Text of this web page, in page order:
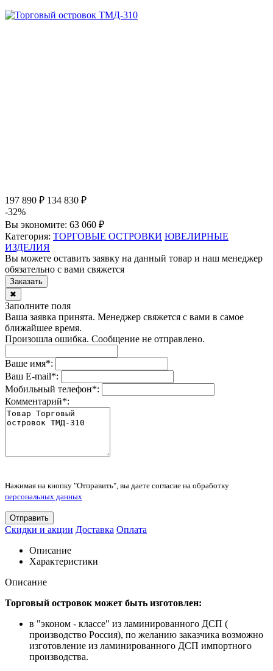
197 890 ₽ 134 830 ₽
-32%
Вы экономите: 63 060 ₽
Категория: ТОРГОВЫЕ ОСТРОВКИ ЮВЕЛИРНЫЕ
ИЗДЕЛИЯ
Вы можете оставить заявку на данный товар и наш менеджер
обязательно с вами свяжется
Заказать
✖
Заполните поля
Ваша заявка принята. Менеджер свяжется с вами в самое
ближайшее время.
Произошла ошибка. Сообщение не отправлено.
Ваше имя*:
Ваш E-mail*:
Мобильный телефон*:
Комментарий*:
Нажимая на кнопку "Отправить", вы даете согласие на обработку
персональных данных
Отправить
Скидки и акции Доставка Оплата
Описание
Характеристики
Описание
Торговый островок может быть изготовлен:
в "эконом - классе" из ламинированного ДСП (
производство Россия), по желанию заказчика возможно
изготовление из ламинированного ДСП импортного
производства.